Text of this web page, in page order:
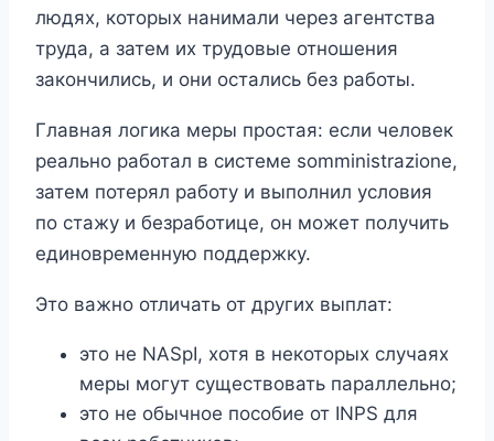
людях, которых нанимали через агентства
труда, а затем их трудовые отношения
закончились, и они остались без работы.
Главная логика меры простая: если человек
реально работал в системе somministrazione,
затем потерял работу и выполнил условия
по стажу и безработице, он может получить
единовременную поддержку.
Это важно отличать от других выплат:
это не NASpI, хотя в некоторых случаях
меры могут существовать параллельно;
это не обычное пособие от INPS для